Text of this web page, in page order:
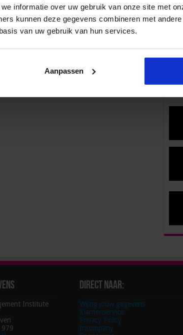
informatie over uw gebruik van onze site met
kunnen deze gegevens combineren met
van uw gebruik van hun services.
Aanpassen
Wat
Institute
Direct naar:
Wijzig jouw gegevens
Klantenservice
Privacy Policy
Incompany